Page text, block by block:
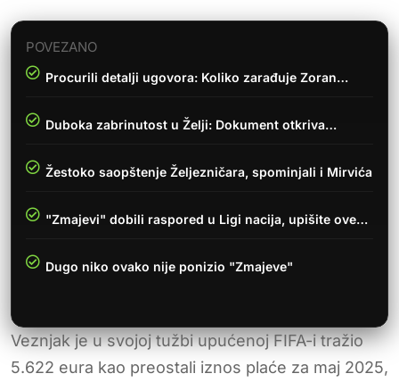
POVEZANO
Procurili detalji ugovora: Koliko zarađuje Zoran…
Duboka zabrinutost u Želji: Dokument otkriva…
Žestoko saopštenje Željezničara, spominjali i Mirvića
"Zmajevi" dobili raspored u Ligi nacija, upišite ove…
Dugo niko ovako nije ponizio "Zmajeve"
Veznjak je u svojoj tužbi upućenoj FIFA-i tražio
5.622 eura kao preostali iznos plaće za maj 2025,